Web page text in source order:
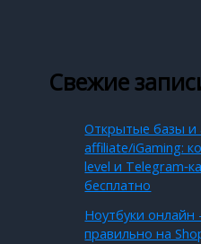
Свежие
Открытые базы и
affiliate/iGaming:
level и
бесплатно
Ноутбуки онлайн
правильно на